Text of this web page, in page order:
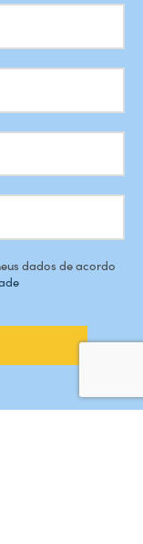
dados de acordo